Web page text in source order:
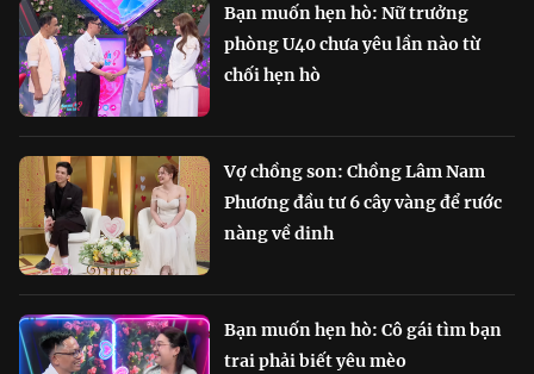
Bạn muốn hẹn hò: Nữ trưởng
phòng U40 chưa yêu lần nào từ
chối hẹn hò
Vợ chồng son: Chồng Lâm Nam
Phương đầu tư 6 cây vàng để rước
nàng về dinh
Bạn muốn hẹn hò: Cô gái tìm bạn
trai phải biết yêu mèo